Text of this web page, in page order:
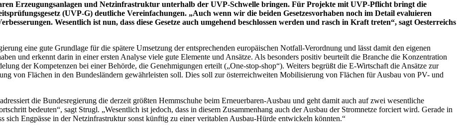
Erzeugungsanlagen und Netzinfrastruktur unterhalb der UVP-Schwelle bringen. Für Projekte mit UVP-Pflicht bringt die
(UVP-G) deutliche Vereinfachungen. „Auch wenn wir die beiden Gesetzesvorhaben noch im Detail evaluieren
Wesentlich ist nun, dass diese Gesetze auch umgehend beschlossen werden und rasch in Kraft treten“, sagt Oesterreichs
eine gute Grundlage für die spätere Umsetzung der entsprechenden europäischen Notfall-Verordnung und lässt damit den eigenen
und erkennt darin in einer ersten Analyse viele gute Elemente und Ansätze. Als besonders positiv beurteilt die Branche die Konzentration
der Kompetenzen bei einer Behörde, die Genehmigungen erteilt („One-stop-shop“). Weiters begrüßt die E-Wirtschaft die Ansätze zur
von Flächen in den Bundesländern gewährleisten soll. Dies soll zur österreichweiten Mobilisierung von Flächen für Ausbau von PV- und
die Bundesregierung die derzeit größten Hemmschuhe beim Erneuerbaren-Ausbau und geht damit auch auf zwei wesentliche
bedeuten“, sagt Strugl. „Wesentlich ist jedoch, dass in diesem Zusammenhang auch der Ausbau der Stromnetze forciert wird. Gerade in
sich Engpässe in der Netzinfrastruktur sonst künftig zu einer veritablen Ausbau-Hürde entwickeln könnten.“